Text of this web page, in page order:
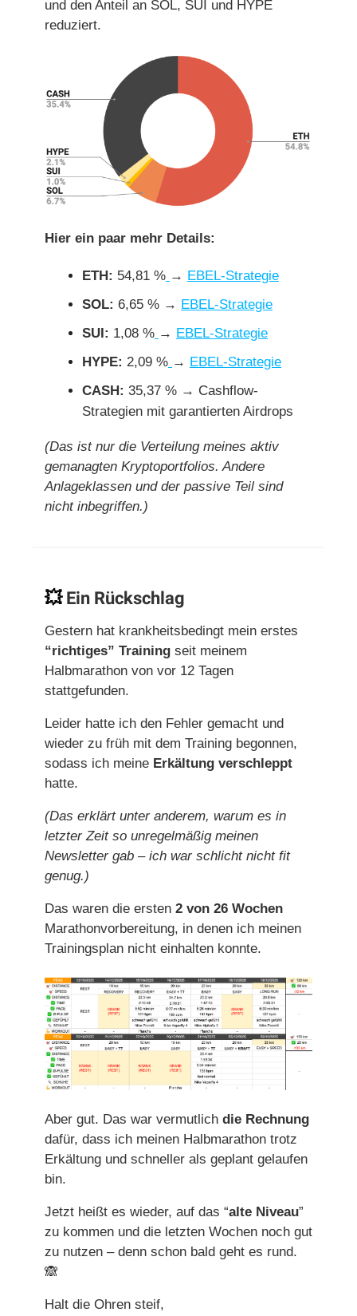
und den Anteil an SOL, SUI und HYPE
reduziert.
Hier ein paar mehr Details:
ETH: 54,81 % → EBEL-Strategie
SOL: 6,65 % → EBEL-Strategie
SUI: 1,08 % → EBEL-Strategie
HYPE: 2,09 % → EBEL-Strategie
CASH: 35,37 % → Cashflow-
Strategien mit garantierten Airdrops
(Das ist nur die Verteilung meines aktiv
gemanagten Kryptoportfolios. Andere
Anlageklassen und der passive Teil sind
nicht inbegriffen.)
💥Ein Rückschlag
Gestern hat krankheitsbedingt mein erstes
“richtiges” Training seit meinem
Halbmarathon von vor 12 Tagen
stattgefunden.
Leider hatte ich den Fehler gemacht und
wieder zu früh mit dem Training begonnen,
sodass ich meine Erkältung verschleppt
hatte.
(Das erklärt unter anderem, warum es in
letzter Zeit so unregelmäßig meinen
Newsletter gab – ich war schlicht nicht fit
genug.)
Das waren die ersten 2 von 26 Wochen
Marathonvorbereitung, in denen ich meinen
Trainingsplan nicht einhalten konnte.
Aber gut. Das war vermutlich die Rechnung
dafür, dass ich meinen Halbmarathon trotz
Erkältung und schneller als geplant gelaufen
bin.
Jetzt heißt es wieder, auf das “alte Niveau”
zu kommen und die letzten Wochen noch gut
zu nutzen – denn schon bald geht es rund.
🙈
Halt die Ohren steif,